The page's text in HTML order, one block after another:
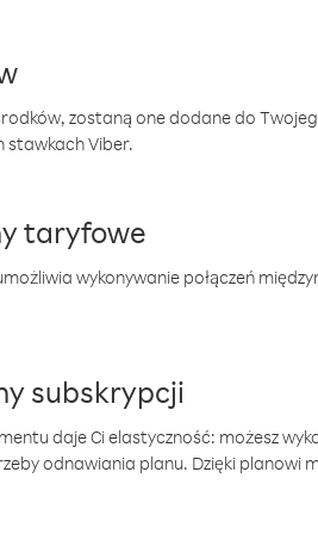
zostaną one dodane do
stawkach Viber.
taryfowe
wykonywanie połączeń
subskrypcji
daje Ci elastyczność: możesz
odnawiania planu. Dzięki planowi